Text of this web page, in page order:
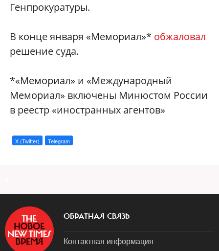
Генпрокуратуры.
В конце января «Мемориал»* обжаловал
решение суда.
*«Мемориал» и «Международный
Мемориал» включены Минюстом России
в реестр «иностранных агентов»
X (Twitter) Telegram
ОБРАТНАЯ СВЯЗЬ
Контактная информация